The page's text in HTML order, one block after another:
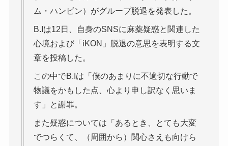
ム・ハンビン）がグループ脱退を発表した。
B.Iは12日、自身のSNSに麻薬疑惑と関連した
心境および「iKON」脱退の意思を表明する文
章を投稿した。
この中でB.Iは「僕のあまりに不適切な行動で
物議をかもした点、心より申し訳なく思いま
す」と謝罪。
また疑惑については「あるとき、とても大変
でつらくて、（周囲から）関心さえも向けら